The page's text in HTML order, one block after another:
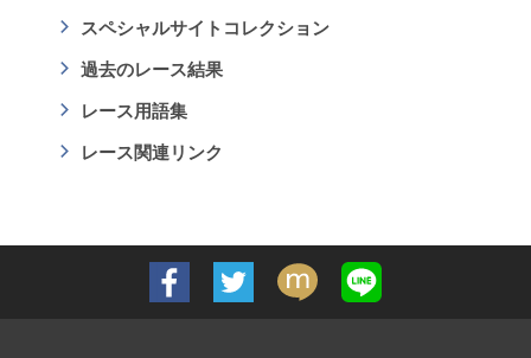
スペシャルサイトコレクション
過去のレース結果
レース用語集
レース関連リンク